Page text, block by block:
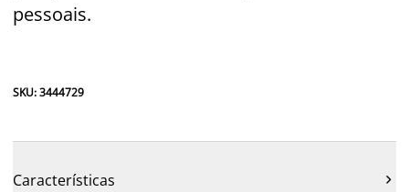
pessoais.
SKU: 3444729
Características 